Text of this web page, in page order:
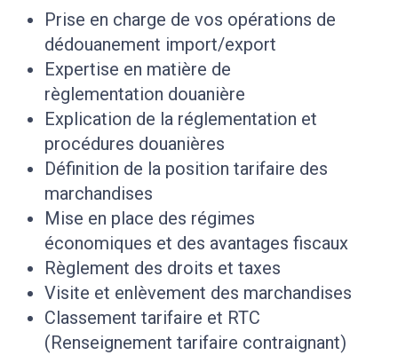
Prise en charge de vos opérations de
dédouanement import/export
Expertise en matière de
règlementation douanière
Explication de la réglementation et
procédures douanières
Définition de la position tarifaire des
marchandises
Mise en place des régimes
économiques et des avantages fiscaux
Règlement des droits et taxes
Visite et enlèvement des marchandises
Classement tarifaire et RTC
(Renseignement tarifaire contraignant)